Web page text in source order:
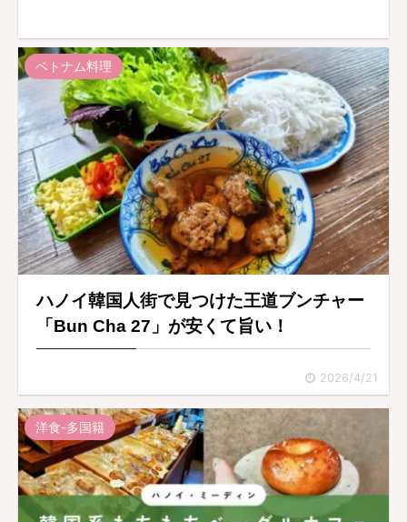
ベトナム料理
ハノイ韓国人街で見つけた王道ブンチャー
「Bun Cha 27」が安くて旨い！
2026/4/21
洋食-多国籍